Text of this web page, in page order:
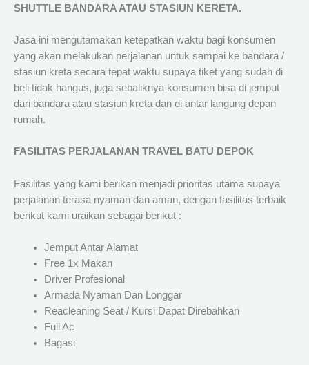
SHUTTLE BANDARA ATAU STASIUN KERETA.
Jasa ini mengutamakan ketepatkan waktu bagi konsumen
yang akan melakukan perjalanan untuk sampai ke bandara /
stasiun kreta secara tepat waktu supaya tiket yang sudah di
beli tidak hangus, juga sebaliknya konsumen bisa di jemput
dari bandara atau stasiun kreta dan di antar langung depan
rumah.
FASILITAS PERJALANAN TRAVEL BATU DEPOK
Fasilitas yang kami berikan menjadi prioritas utama supaya
perjalanan terasa nyaman dan aman, dengan fasilitas terbaik
berikut kami uraikan sebagai berikut :
Jemput Antar Alamat
Free 1x Makan
Driver Profesional
Armada Nyaman Dan Longgar
Reacleaning Seat / Kursi Dapat Direbahkan
Full Ac
Bagasi